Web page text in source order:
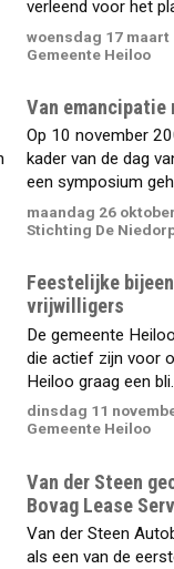
verleend voor het
woensdag 17 maart
Gemeente Heiloo
Van
Op 10 november
kader van de dag
een symposium
maandag 26
Stichting De
Feestelijke
vrijwilligers
De gemeente
die actief zijn voor
Heiloo graag een
dinsdag 11
Gemeente Heiloo
Van der Steen
Bovag Lease
Van der Steen
als een van de